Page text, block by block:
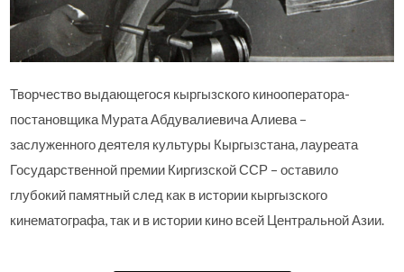
Творчество выдающегося кыргызского кинооператора-
постановщика Мурата Абдувалиевича Алиева –
заслуженного деятеля культуры Кыргызстана, лауреата
Государственной премии Киргизской ССР – оставило
глубокий памятный след как в истории кыргызского
кинематографа, так и в истории кино всей Центральной Азии.